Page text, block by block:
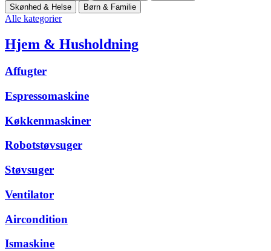
Skønhed & Helse
Børn & Familie
Alle kategorier
Hjem & Husholdning
Affugter
Espressomaskine
Køkkenmaskiner
Robotstøvsuger
Støvsuger
Ventilator
Aircondition
Ismaskine